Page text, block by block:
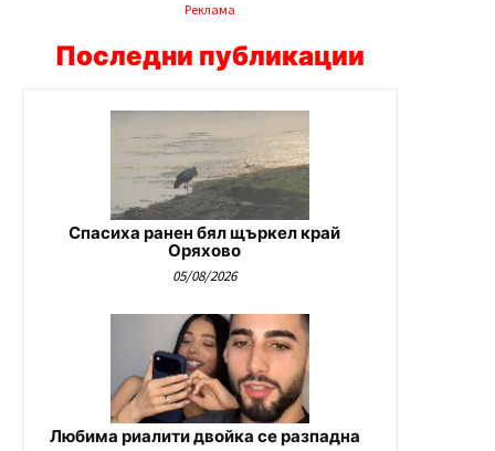
Реклама
Последни публикации
Спасиха ранен бял щъркел край
Оряхово
05/08/2026
Любима риалити двойка се разпадна